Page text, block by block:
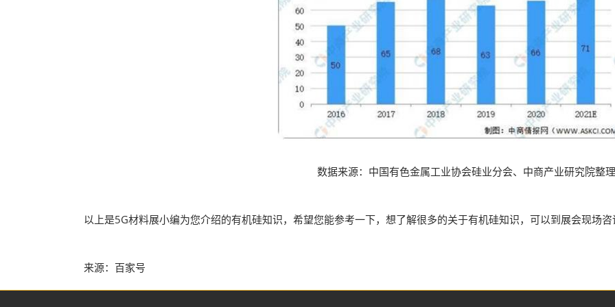
数据来源：中国有色金属工业协会硅业分会、中商产业研究院整理
以上是5G材料展小编为您介绍的有机硅知识，希望您能参考一下，想了解很多的关于有机硅知识，可以到展会现场咨
来源：百家号